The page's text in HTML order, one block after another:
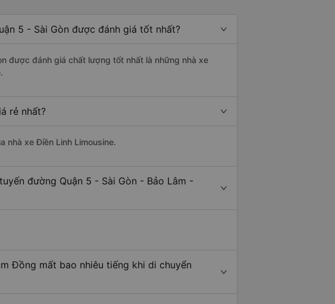
5 - Sài Gòn được đánh giá tốt nhất?
được đánh giá chất lượng tốt nhất là những nhà xe
rẻ nhất?
nhà xe Điền Linh Limousine.
đường Quận 5 - Sài Gòn - Bảo Lâm -
Đồng mất bao nhiêu tiếng khi di chuyển